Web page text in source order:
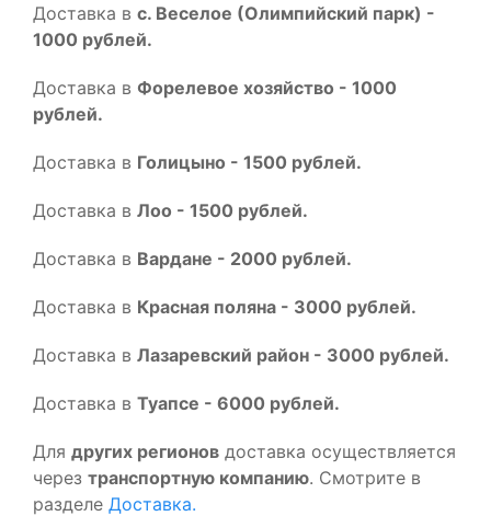
Доставка в с. Веселое (Олимпийский парк) -
1000 рублей.
Доставка в Форелевое хозяйство - 1000
рублей.
Доставка в Голицыно - 1500 рублей.
Доставка в Лоо - 1500 рублей.
Доставка в Вардане - 2000 рублей.
Доставка в Красная поляна - 3000 рублей.
Доставка в Лазаревский район - 3000 рублей.
Доставка в Туапсе - 6000 рублей.
Для других регионов доставка осуществляется
через транспортную компанию. Смотрите в
разделе Доставка.